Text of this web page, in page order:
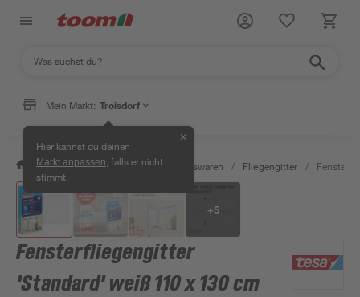
Mein Markt: Troisdorf
Hier kannst du deinen
Markt anpassen , falls er nicht
stimmt.
✕
/ Wohnen & Haushalt / Haushaltswaren / Fliegengitter /
+5
Fensterfliegengitter
'Standard' weiß 110 x 130 cm